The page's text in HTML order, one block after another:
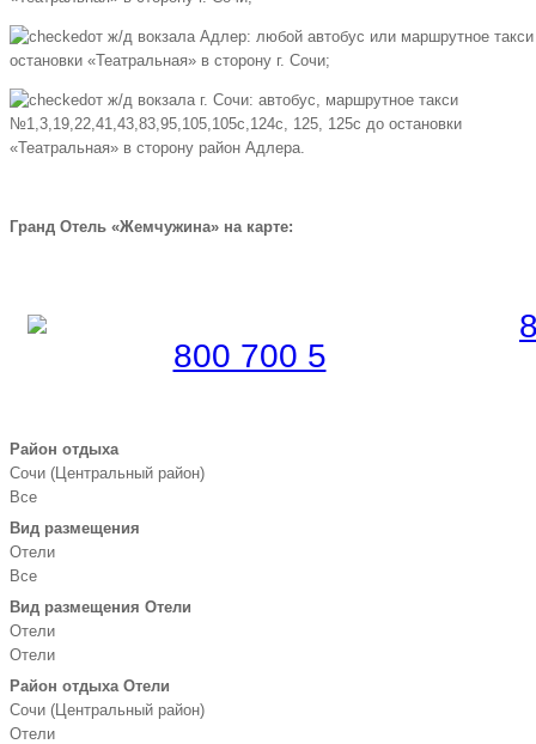
от ж/д вокзала Адлер: любой автобус или маршрутное
остановки «Театральная» в сторону г. Сочи;
от ж/д вокзала г. Сочи: автобус, маршрутное такси
№1,3,19,22,41,43,83,95,105,105с,124с, 125, 125с до остановки
«Театральная» в сторону район Адлера.
Гранд Отель «Жемчужина» на карте:
800 700 5
Район отдыха
Сочи (Центральный район)
Все
Вид размещения
Отели
Все
Вид размещения Отели
Отели
Отели
Район отдыха Отели
Сочи (Центральный район)
Отели